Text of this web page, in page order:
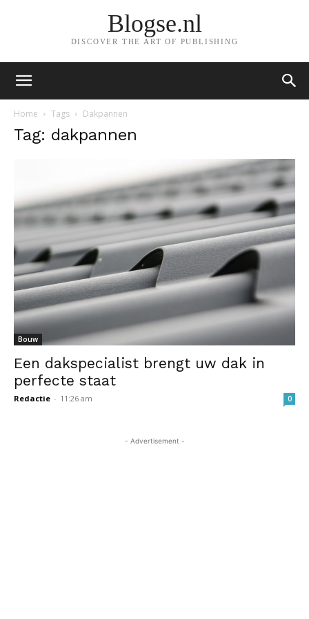
Blogse.nl
DISCOVER THE ART OF PUBLISHING
Home Tags Dakpannen
Tag: dakpannen
Bouw
Een dakspecialist brengt uw dak in
perfecte staat
Redactie - 11:26 am 0
- Advertisement -